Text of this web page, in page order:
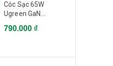
Cóc Sạc 65W
Ugreen GaN...
790.000 ₫